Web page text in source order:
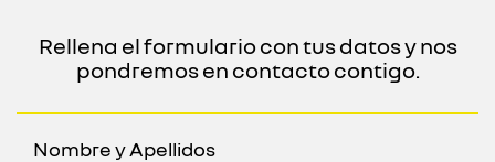
Rellena el formulario con tus datos y nos
pondremos en contacto contigo.
Nombre y Apellidos